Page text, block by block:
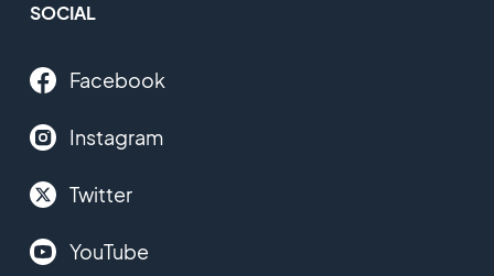
SOCIAL
Facebook
Instagram
Twitter
YouTube